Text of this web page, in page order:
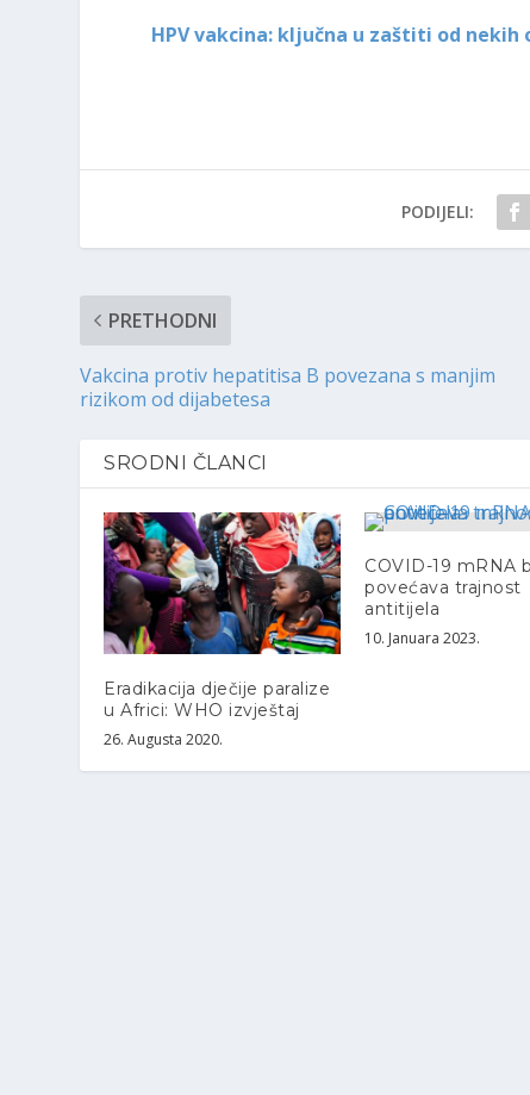
HPV vakcina: ključna u zaštiti od nekih
PODIJELI:
PRETHODNI
Vakcina protiv hepatitisa B povezana s manjim
rizikom od dijabetesa
SRODNI ČLANCI
Eradikacija dječije paralize
u Africi: WHO izvještaj
26. Augusta 2020.
COVID-19 mRNA
povećava trajnost
antitijela
10. Januara 2023.